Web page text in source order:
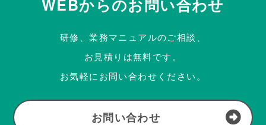
WEBからのお問い合わせ
研修、業務マニュアルのご相談、
お見積りは無料です。
お気軽にお問い合わせください。
お問い合わせ